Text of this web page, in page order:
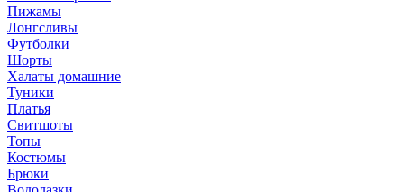
Пижамы
Лонгсливы
Футболки
Шорты
Халаты домашние
Туники
Платья
Свитшоты
Топы
Костюмы
Брюки